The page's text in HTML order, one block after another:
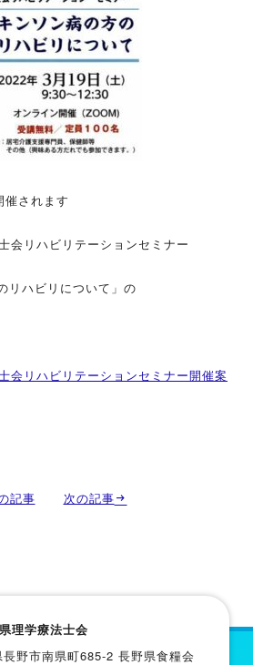
されます
会リハビリテーションセミナー
リハビリについて」の
会リハビリテーションセミナー開催案
記事 次の記事
理学療法士会
野市南県町685-2 長野県食糧会